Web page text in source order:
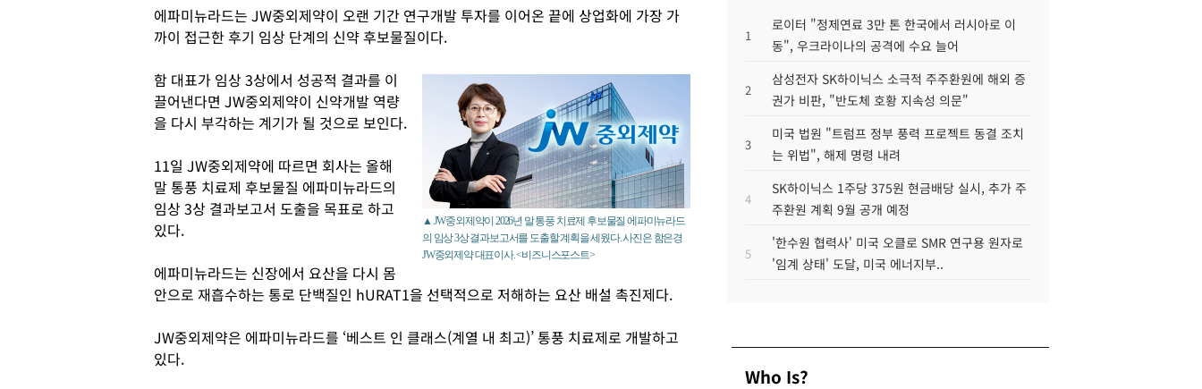
에파미뉴라드는 JW중외제약이 오랜 기간 연구개발 투자를 이어온 끝에 상업화에 가장 가
까이 접근한 후기 임상 단계의 신약 후보물질이다.
▲ JW중외제약이 2026년 말 통풍 치료제 후보물질 에파미뉴라드
의 임상 3상 결과보고서를 도출할 계획을 세웠다. 사진은 함은경
JW중외제약 대표이사. <비즈니스포스트>
함 대표가 임상 3상에서 성공적 결과를 이
끌어낸다면 JW중외제약이 신약개발 역량
을 다시 부각하는 계기가 될 것으로 보인다.
11일 JW중외제약에 따르면 회사는 올해
말 통풍 치료제 후보물질 에파미뉴라드의
임상 3상 결과보고서 도출을 목표로 하고
있다.
에파미뉴라드는 신장에서 요산을 다시 몸
안으로 재흡수하는 통로 단백질인 hURAT1을 선택적으로 저해하는 요산 배설 촉진제다.
JW중외제약은 에파미뉴라드를 ‘베스트 인 클래스(계열 내 최고)’ 통풍 치료제로 개발하고
있다.
1
로이터 "정제연료 3만 톤 한국에서 러시아로 이
동", 우크라이나의 공격에 수요 늘어
2
삼성전자 SK하이닉스 소극적 주주환원에 해외 증
권가 비판, "반도체 호황 지속성 의문"
3
미국 법원 "트럼프 정부 풍력 프로젝트 동결 조치
는 위법", 해제 명령 내려
4
SK하이닉스 1주당 375원 현금배당 실시, 추가 주
주환원 계획 9월 공개 예정
5
'한수원 협력사' 미국 오클로 SMR 연구용 원자로
'임계 상태' 도달, 미국 에너지부..
Who Is?